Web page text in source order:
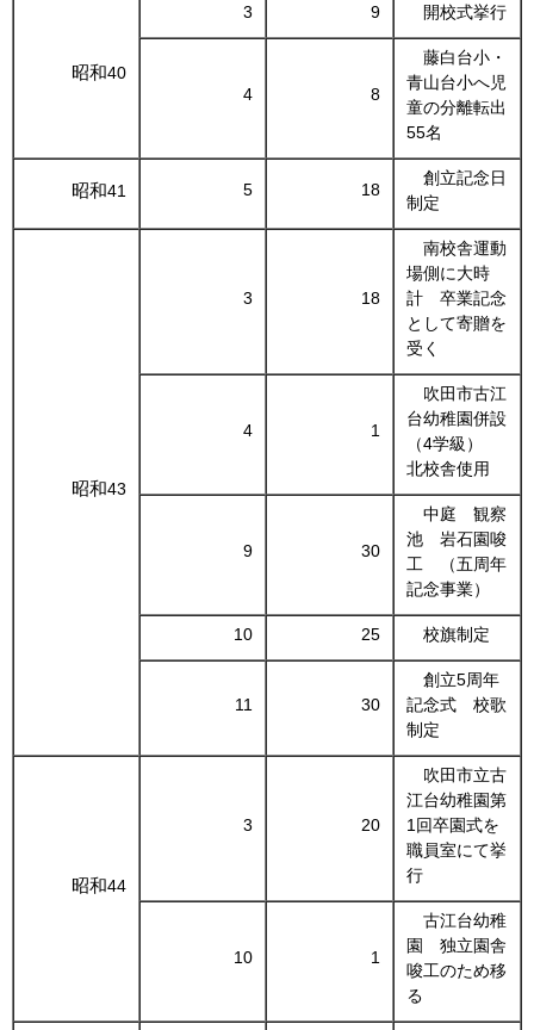
昭和40
3 9 開校式挙行
4 8
藤白台小・
青山台小へ児
童の分離転出
55名
昭和41 5 18
創立記念日
制定
昭和43
3 18
南校舎運動
場側に大時
計 卒業記念
として寄贈を
受く
4 1
吹田市古江
台幼稚園併設
（4学級）
北校舎使用
9 30
中庭 観察
池 岩石園唆
工 （五周年
記念事業）
10 25 校旗制定
11 30
創立5周年
記念式 校歌
制定
昭和44
3 20
吹田市立古
江台幼稚園第
1回卒園式を
職員室にて挙
行
10 1
古江台幼稚
園 独立園舎
唆工のため移
る